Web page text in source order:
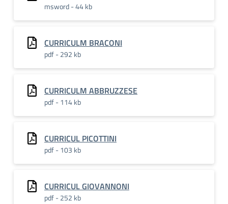
msword - 44 kb
CURRICULM BRACONI
pdf - 292 kb
CURRICULM ABBRUZZESE
pdf - 114 kb
CURRICUL PICOTTINI
pdf - 103 kb
CURRICUL GIOVANNONI
pdf - 252 kb